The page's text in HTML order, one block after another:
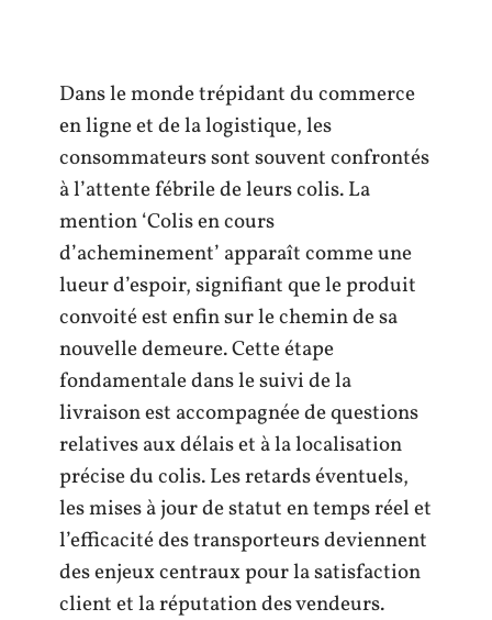
Dans le monde trépidant du commerce
en ligne et de la logistique, les
consommateurs sont souvent confrontés
à l’attente fébrile de leurs colis. La
mention ‘Colis en cours
d’acheminement’ apparaît comme une
lueur d’espoir, signifiant que le produit
convoité est enfin sur le chemin de sa
nouvelle demeure. Cette étape
fondamentale dans le suivi de la
livraison est accompagnée de questions
relatives aux délais et à la localisation
précise du colis. Les retards éventuels,
les mises à jour de statut en temps réel et
l’efficacité des transporteurs deviennent
des enjeux centraux pour la satisfaction
client et la réputation des vendeurs.